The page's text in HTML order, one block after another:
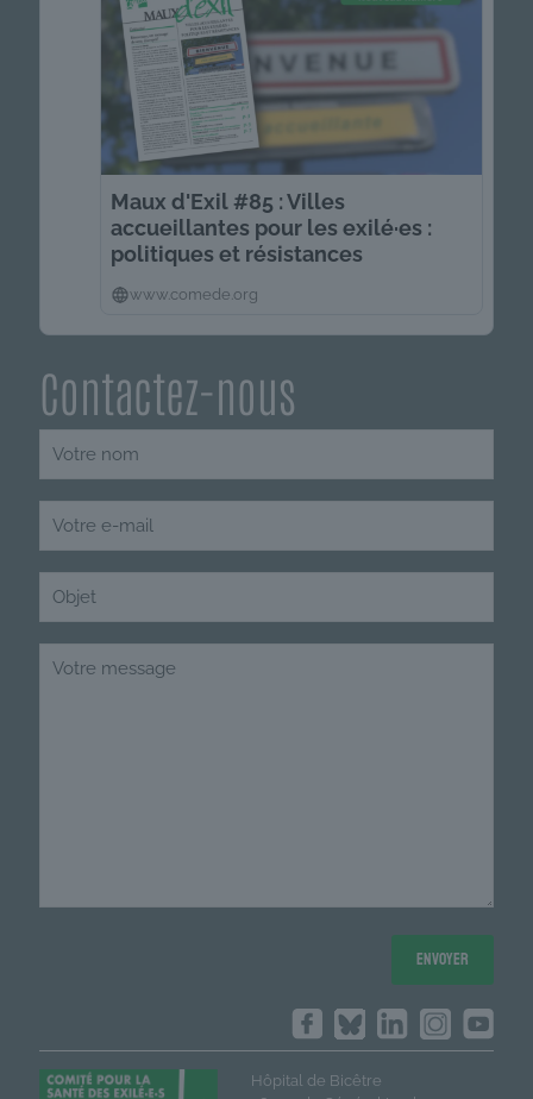
Maux d'Exil #85 : Villes
accueillantes pour les exilé·es :
politiques et résistances
www.comede.org
Contactez-nous
Hôpital de Bicêtre